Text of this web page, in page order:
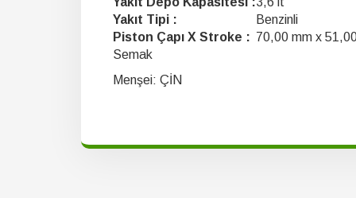
Yakıt Tipi :
Benzinli
Piston Çapı X Stroke : 70,00 mm x
Semak
Menşei: ÇİN